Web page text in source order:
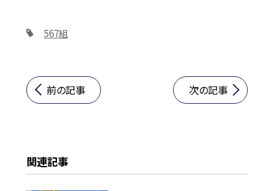
567組
前の記事 次の記事
関連記事